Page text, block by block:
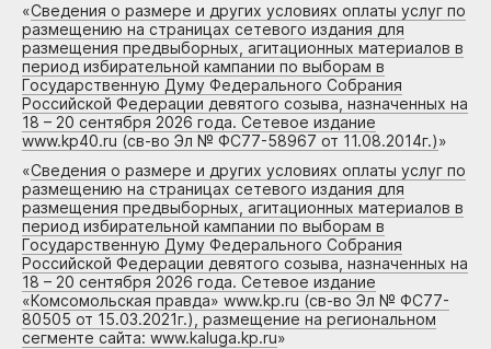
«Сведения о размере и других условиях оплаты услуг по
размещению на страницах сетевого издания для
размещения предвыборных, агитационных материалов в
период избирательной кампании по выборам в
Государственную Думу Федерального Собрания
Российской Федерации девятого созыва, назначенных на
18 – 20 сентября 2026 года. Сетевое издание
www.kp40.ru (св-во Эл № ФС77-58967 от 11.08.2014г.)»
«Сведения о размере и других условиях оплаты услуг по
размещению на страницах сетевого издания для
размещения предвыборных, агитационных материалов в
период избирательной кампании по выборам в
Государственную Думу Федерального Собрания
Российской Федерации девятого созыва, назначенных на
18 – 20 сентября 2026 года. Сетевое издание
«Комсомольская правда» www.kp.ru (св-во Эл № ФС77-
80505 от 15.03.2021г.), размещение на региональном
сегменте сайта: www.kaluga.kp.ru»